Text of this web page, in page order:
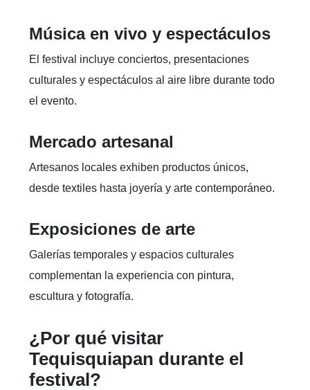
Música en vivo y espectáculos
El festival incluye conciertos, presentaciones
culturales y espectáculos al aire libre durante todo
el evento.
Mercado artesanal
Artesanos locales exhiben productos únicos,
desde textiles hasta joyería y arte contemporáneo.
Exposiciones de arte
Galerías temporales y espacios culturales
complementan la experiencia con pintura,
escultura y fotografía.
¿Por qué visitar
Tequisquiapan durante el
festival?